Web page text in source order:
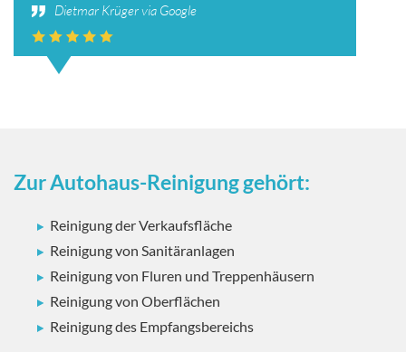
Dietmar Krüger via Google
Zur Autohaus-Reinigung gehört:
Reinigung der Verkaufsfläche
Reinigung von Sanitäranlagen
Reinigung von Fluren und Treppenhäusern
Reinigung von Oberflächen
Reinigung des Empfangsbereichs